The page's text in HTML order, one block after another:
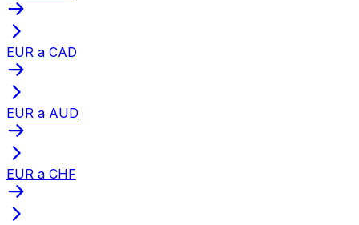
EUR a CAD
EUR a AUD
EUR a CHF